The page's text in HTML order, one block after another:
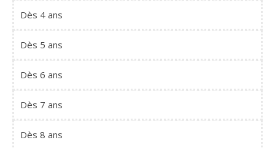
Dès 4 ans
Dès 5 ans
Dès 6 ans
Dès 7 ans
Dès 8 ans